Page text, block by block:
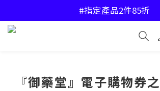
#中國香港地區購物滿$450免
#指定產品2件85折
#中國香港地區購物滿$450免
『御藥堂』電子購物券